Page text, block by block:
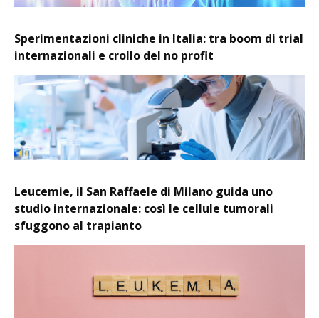
Sperimentazioni cliniche in Italia: tra boom di trial
internazionali e crollo del no profit
Leucemie, il San Raffaele di Milano guida uno
studio internazionale: così le cellule tumorali
sfuggono al trapianto